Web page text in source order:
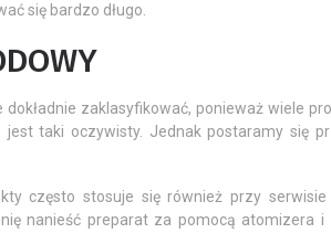
się bardzo długo.
zaklasyfikować, ponieważ wiele
taki oczywisty. Jednak postaramy się
często stosuje się również przy serwisie
nanieść preparat za pomocą atomizera i